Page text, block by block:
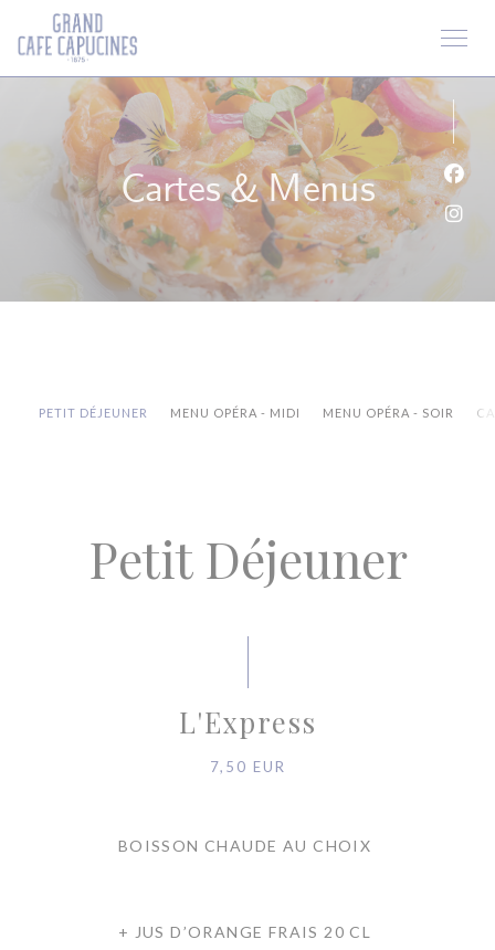
Personnalisation de vos choix en matière de cookies
Cartes & Menus
PETIT DÉJEUNER MENU OPÉRA - MIDI MENU OPÉRA - SOIR
Petit Déjeuner
L'Express
7,50 EUR
BOISSON CHAUDE AU CHOIX
+ JUS D’ORANGE FRAIS 20 CL